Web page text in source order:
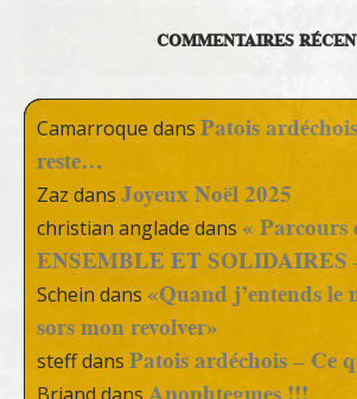
COMMENTAIRES
Camarroque dans Patois
reste…
Zaz dans Joyeux Noël 2025
christian anglade dans « Parcours
ENSEMBLE ET SOLIDAIRES
Schein dans «Quand j’entends le
sors mon revolver»
steffdans Patois ardéchois – Ce